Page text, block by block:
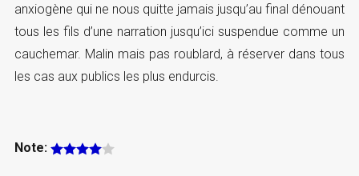
anxiogène qui ne nous quitte jamais jusqu’au final dénouant
tous les fils d’une narration jusqu’ici suspendue comme un
cauchemar. Malin mais pas roublard, à réserver dans tous
les cas aux publics les plus endurcis.
Note: